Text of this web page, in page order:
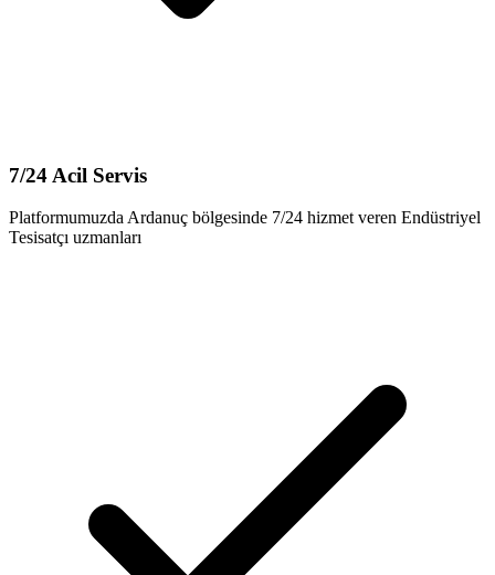
7/24 Acil Servis
Platformumuzda Ardanuç bölgesinde 7/24 hizmet veren Endüstriyel
Tesisatçı uzmanları